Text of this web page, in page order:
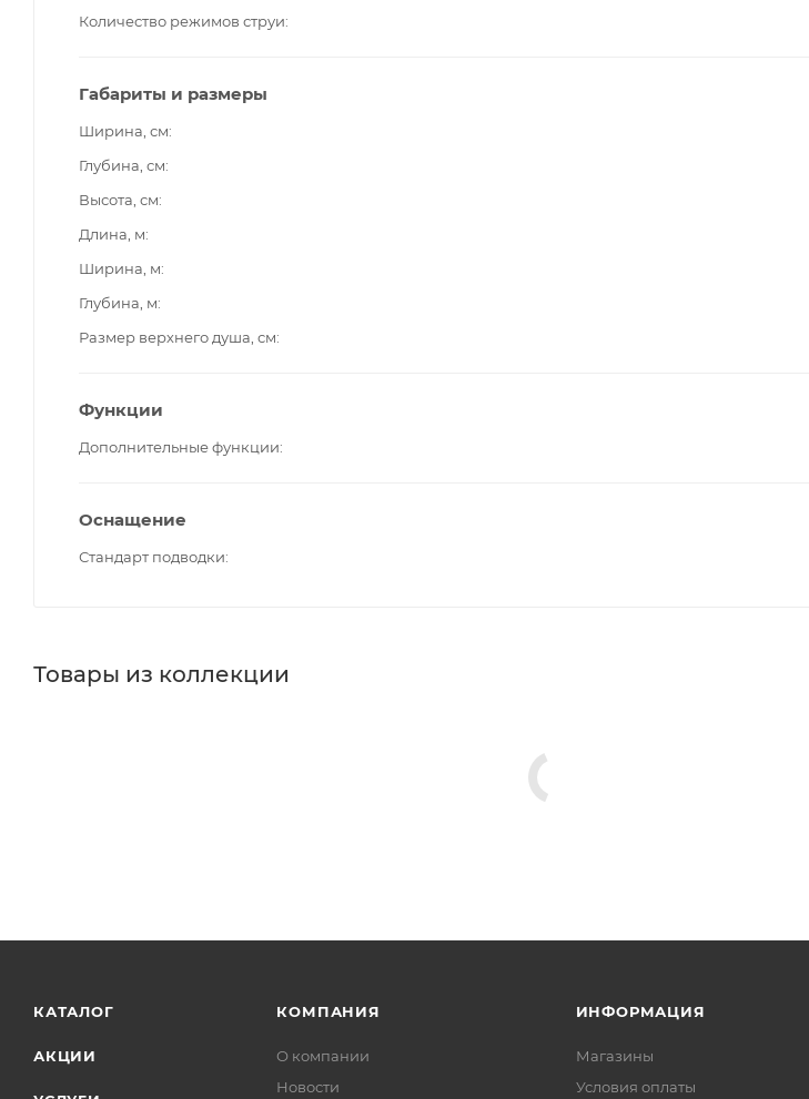
Количество режимов струи
Габариты и размеры
Ширина, см
Глубина, см
Высота, см
Длина, м
Ширина, м
Глубина, м
Размер верхнего душа, см
Функции
Дополнительные функции
Оснащение
Стандарт подводки
Товары из коллекции
КАТАЛОГ
АКЦИИ
КОМПАНИЯ
О компании
Новости
ИНФОРМАЦИЯ
Магазины
Условия оплаты